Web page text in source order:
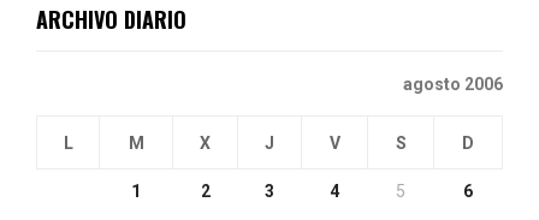
ARCHIVO DIARIO
agosto 2006
L M X J V S D
1 2 3 4 5 6